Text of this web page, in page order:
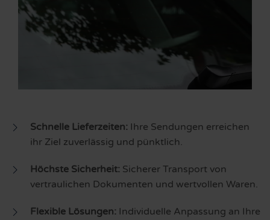
Schnelle Lieferzeiten: Ihre Sendungen erreichen
ihr Ziel zuverlässig und pünktlich.
Höchste Sicherheit: Sicherer Transport von
vertraulichen Dokumenten und wertvollen Waren.
Flexible Lösungen: Individuelle Anpassung an Ihre